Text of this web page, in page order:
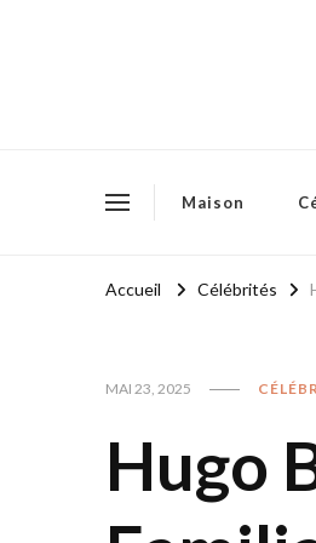
Maison
Accueil Célébrités
MAI 23, 2025
Hugo